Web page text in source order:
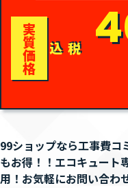
実
質
価
格
税込
99ショップなら工事費コ
もお得！！ エコキュート
用！お気軽にお問い合わ